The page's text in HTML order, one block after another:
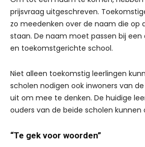
prijsvraag uitgeschreven.
zo meedenken over de naam die op
staan. De naam moet passen bij een
en toekomstgerichte school.
Niet alleen toekomstig leerlingen
scholen nodigen ook inwoners van
uit om mee te denken. De huidige
ouders van de beide scholen kunnen
“Te gek voor woorden”